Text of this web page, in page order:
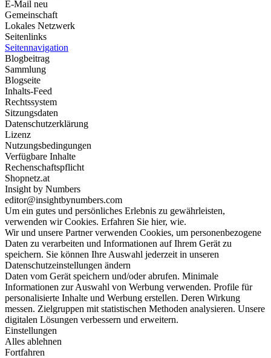
E-Mail neu
Gemeinschaft
Lokales Netzwerk
Seitenlinks
Seitennavigation
Blogbeitrag
Sammlung
Blogseite
Inhalts-Feed
Rechtssystem
Sitzungsdaten
Datenschutzerklärung
Lizenz
Nutzungsbedingungen
Verfügbare Inhalte
Rechenschaftspflicht
Shopnetz.at
Insight by Numbers
editor@insightbynumbers.com
Um ein gutes und persönliches Erlebnis zu gewährleisten,
verwenden wir Cookies. Erfahren Sie hier, wie.
Wir und unsere Partner verwenden Cookies, um personenbezogene
Daten zu verarbeiten und Informationen auf Ihrem Gerät zu
speichern. Sie können Ihre Auswahl jederzeit in unseren
Datenschutzeinstellungen ändern
Daten vom Gerät speichern und/oder abrufen. Minimale
Informationen zur Auswahl von Werbung verwenden. Profile für
personalisierte Inhalte und Werbung erstellen. Deren Wirkung
messen. Zielgruppen mit statistischen Methoden analysieren. Unsere
digitalen Lösungen verbessern und erweitern.
Einstellungen
Alles ablehnen
Fortfahren